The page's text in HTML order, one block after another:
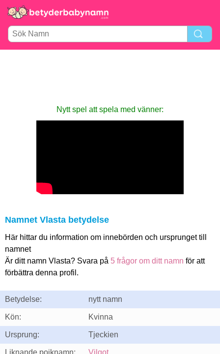
Nytt spel att spela med vänner:
Namnet Vlasta betydelse
Här hittar du information om innebörden och ursprunget till
namnet
Är ditt namn Vlasta? Svara på 5 frågor om ditt namn för att
förbättra denna profil.
Betydelse: nytt namn
Kön: Kvinna
Ursprung: Tjeckien
Liknande pojknamn: Vilgot